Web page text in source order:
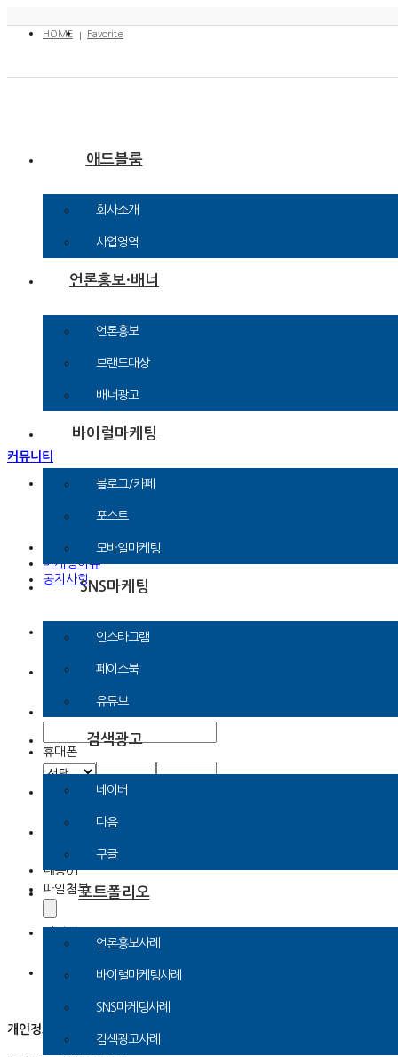
HOME
Favorite
애드블룸
회사소개
사업영역
언론홍보·배너
언론홍보
브랜드대상
배너광고
바이럴마케팅
블로그/카페
포스트
모바일마케팅
SNS마케팅
인스타그램
페이스북
유튜브
검색광고
네이버
다음
구글
포트폴리오
언론홍보사례
바이럴마케팅사례
SNS마케팅사례
검색광고사례
커뮤니티
문의신청
제휴문의
인플루언서 신청
마케팅이슈
공지사항
이름
휴대폰
이메일
패션
뷰티
내용01
파일첨부
스팸방지코드
개인정보보호를 위한 이용자 동의사항